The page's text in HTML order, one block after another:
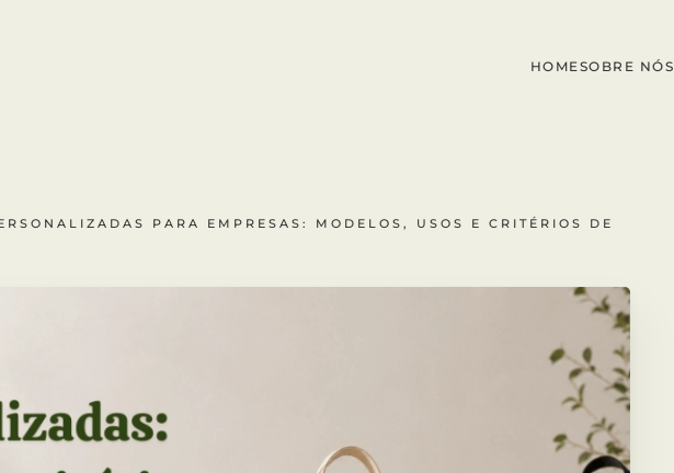
HOME SOBRE NÓS
PARA EMPRESAS: MODELOS, USOS E CRITÉRIOS DE